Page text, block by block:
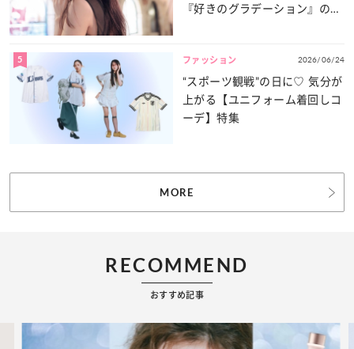
『好きのグラデーション』の魅
5 ファッション 2026/06/24
“スポーツ観戦”の日に♡ 気分が
上がる【ユニフォーム着回しコ
ーデ】特集
MORE
RECOMMEND
おすすめ記事